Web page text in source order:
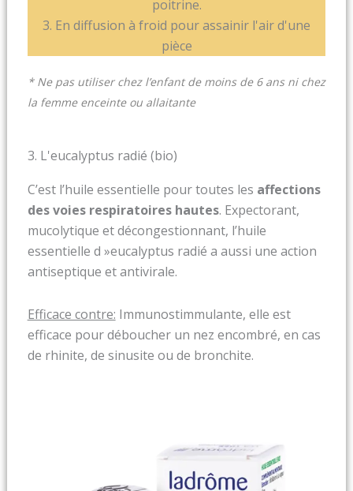
poitrine.
3. En diffusion à froid pour assainir l'air d'une
pièce
* Ne pas utiliser chez l’enfant de moins de 6 ans ni chez
la femme enceinte ou allaitante
3. L'eucalyptus radié (bio)
C’est l’huile essentielle pour toutes les affections
des voies respiratoires hautes. Expectorant,
mucolytique et décongestionnant, l’huile
essentielle d »eucalyptus radié a aussi une action
antiseptique et antivirale.
Efficace contre: Immunostimmulante, elle est
efficace pour déboucher un nez encombré, en cas
de rhinite, de sinusite ou de bronchite.